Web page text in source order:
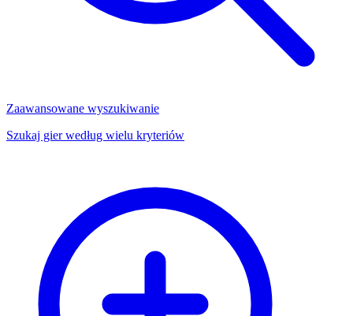
Zaawansowane wyszukiwanie
Szukaj gier według wielu kryteriów